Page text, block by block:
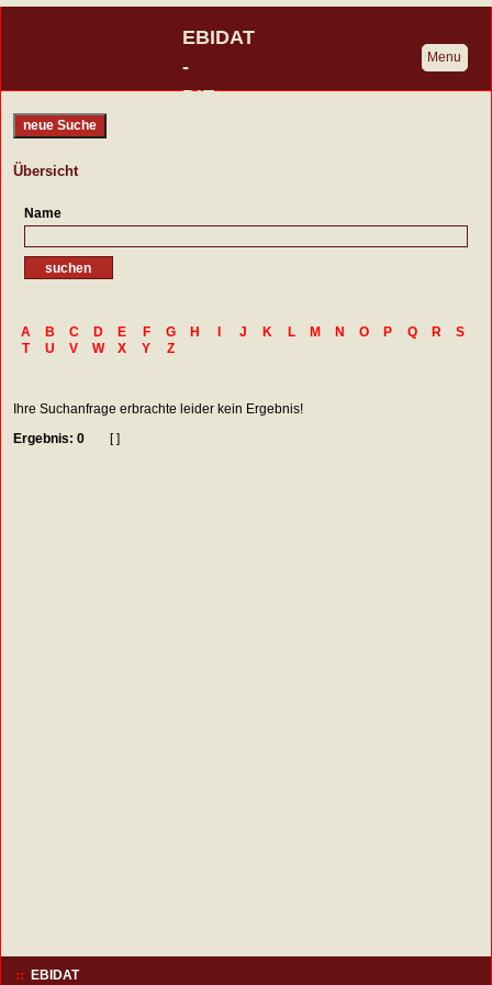
EBIDAT
-
DIE
Burgenvereinigung
Menu
neue Suche
Übersicht
Name
A B C D E F G H J K L M N O P Q R
S
T
U V W X Y Z
Ihre Suchanfrage erbrachte leider kein Ergebnis!
Ergebnis: 0
[ ]
EBIDAT